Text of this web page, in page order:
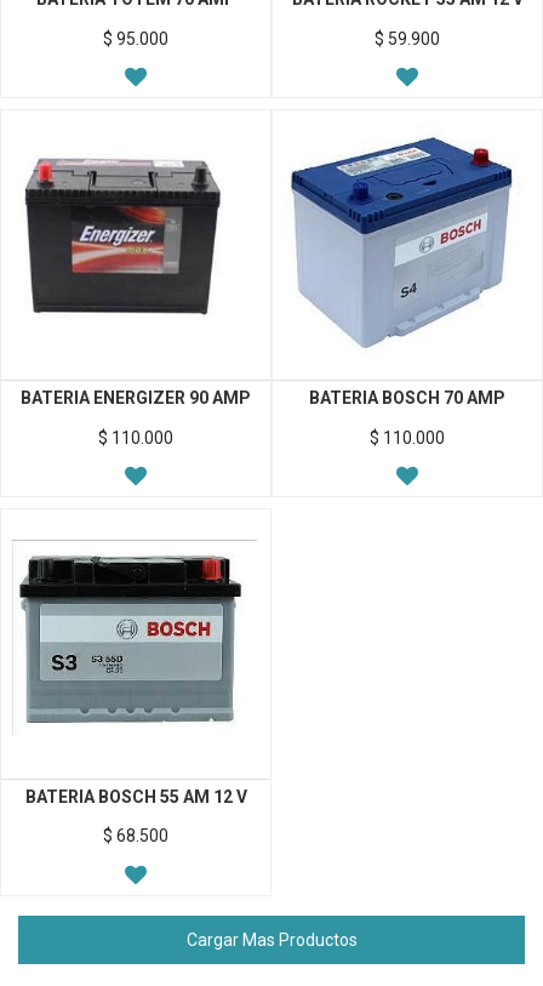
$ 95.000 $ 59.900
BATERIA ENERGIZER 90 AMP
$ 110.000
BATERIA BOSCH 70 AMP
$ 110.000
BATERIA BOSCH 55 AM 12 V
$ 68.500
Cargar Mas Productos